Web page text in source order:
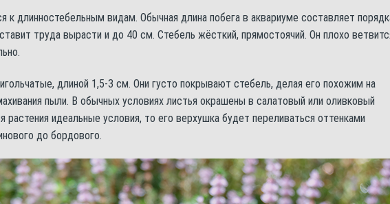
к длинностебельным видам. Обычная длина побега в аквариуме составляет
труда вырасти и до 40 см. Стебель жёсткий, прямостоячий. Он плохо
длиной 1,5-3 см. Они густо покрывают стебель, делая его похожим на
пыли. В обычных условиях листья окрашены в салатовый или оливковый
растения идеальные условия, то его верхушка будет переливаться оттенками
до бордового.